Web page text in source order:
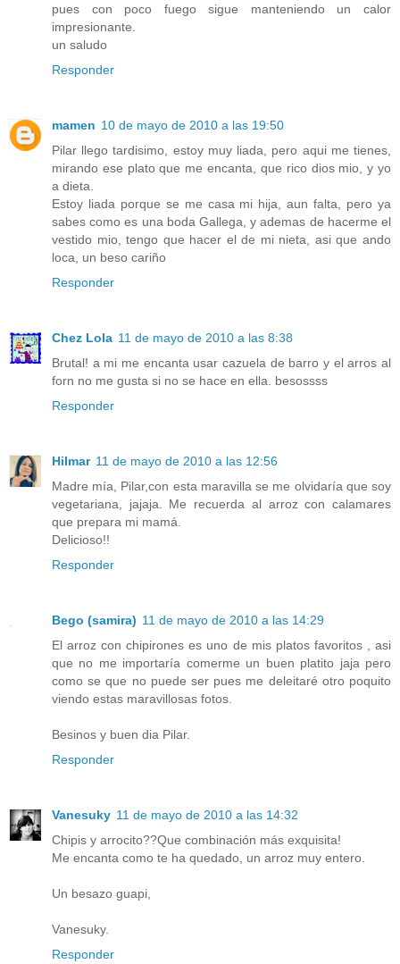
pues con poco fuego sigue manteniendo un calor
impresionante.
un saludo
Responder
mamen 10 de mayo de 2010 a las 19:50
Pilar llego tardisimo, estoy muy liada, pero aqui me tienes,
mirando ese plato que me encanta, que rico dios mio, y yo
a dieta.
Estoy liada porque se me casa mi hija, aun falta, pero ya
sabes como es una boda Gallega, y ademas de hacerme el
vestido mio, tengo que hacer el de mi nieta, asi que ando
loca, un beso cariño
Responder
Chez Lola 11 de mayo de 2010 a las 8:38
Brutal! a mi me encanta usar cazuela de barro y el arros al
forn no me gusta si no se hace en ella. besossss
Responder
Hilmar 11 de mayo de 2010 a las 12:56
Madre mía, Pilar,con esta maravilla se me olvidaría que soy
vegetariana, jajaja. Me recuerda al arroz con calamares
que prepara mi mamá.
Delicioso!!
Responder
Bego (samira) 11 de mayo de 2010 a las 14:29
El arroz con chipirones es uno de mis platos favoritos , asi
que no me importaría comerme un buen platito jaja pero
como se que no puede ser pues me deleitaré otro poquito
viendo estas maravillosas fotos.
Besinos y buen dia Pilar.
Responder
Vanesuky 11 de mayo de 2010 a las 14:32
Chipis y arrocito??Que combinación más exquisita!
Me encanta como te ha quedado, un arroz muy entero.
Un besazo guapi,
Vanesuky.
Responder